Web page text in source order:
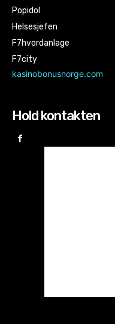
Popidol
Helsesjefen
F7hvordanlage
F7city
kasinobonusnorge.com
Hold kontakten